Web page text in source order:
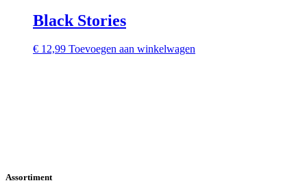
Black Stories
€ 12,99 Toevoegen aan winkelwagen
Assortiment